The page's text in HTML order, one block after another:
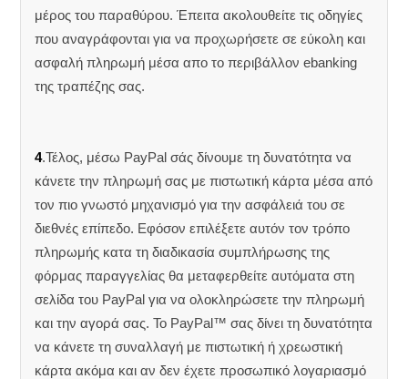
μέρος του παραθύρου. Έπειτα ακολουθείτε τις οδηγίες
που αναγράφονται για να προχωρήσετε σε εύκολη και
ασφαλή πληρωμή μέσα απο το περιβάλλον ebanking
της τραπέζης σας.
4.Τέλος, μέσω PayPal σάς δίνουμε τη δυνατότητα να
κάνετε την πληρωμή σας με πιστωτική κάρτα μέσα από
τον πιο γνωστό μηχανισμό για την ασφάλειά του σε
διεθνές επίπεδο. Εφόσον επιλέξετε αυτόν τον τρόπο
πληρωμής κατα τη διαδικασία συμπλήρωσης της
φόρμας παραγγελίας θα μεταφερθείτε αυτόματα στη
σελίδα του PayPal για να ολοκληρώσετε την πληρωμή
και την αγορά σας. Το PayPal™ σας δίνει τη δυνατότητα
να κάνετε τη συναλλαγή με πιστωτική ή χρεωστική
κάρτα ακόμα και αν δεν έχετε προσωπικό λογαριασμό